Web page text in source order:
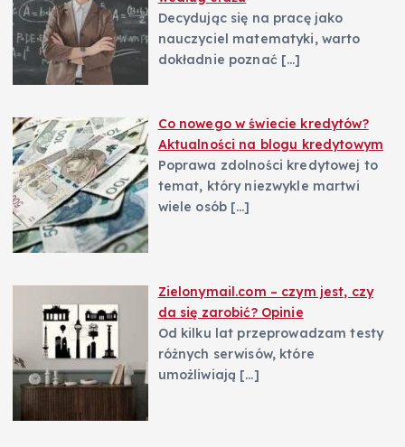
Decydując się na pracę jako
nauczyciel matematyki, warto
dokładnie poznać […]
Co nowego w świecie kredytów?
Aktualności na blogu kredytowym
Poprawa zdolności kredytowej to
temat, który niezwykle martwi
wiele osób […]
Zielonymail.com – czym jest, czy
da się zarobić? Opinie
Od kilku lat przeprowadzam testy
różnych serwisów, które
umożliwiają […]